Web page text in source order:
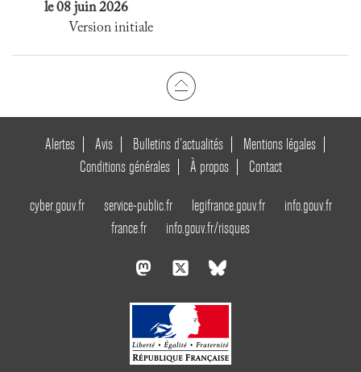
le 08 juin 2026
Version initiale
Alertes Avis Bulletins d’actualités
Mentions légales
Conditions générales
À propos Contact
cyber.gouv.fr service-public.fr legifrance.gouv.fr
info.gouv.fr
france.fr
info.gouv.fr/risques